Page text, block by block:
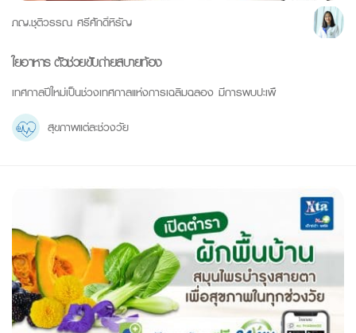
ภญ.ชุติวรรณ ศรีศักดิ์หิรัญ
ใยอาหาร ตัวช่วยขับถ่ายสบายท้อง
เทศกาลปีใหม่เป็นช่วงเทศกาลแห่งการเฉลิมฉลอง มีการพบปะเพื
สุขภาพแต่ละช่วงวัย